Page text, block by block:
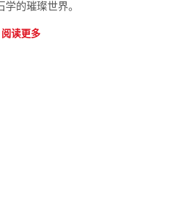
学的璀璨世界。
阅读更多